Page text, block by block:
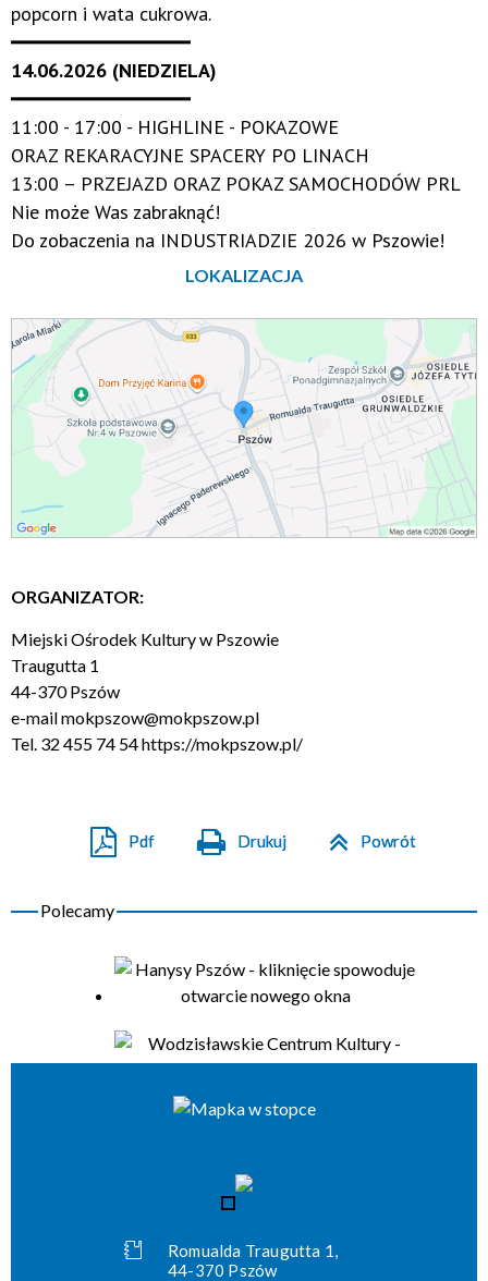
popcorn i wata cukrowa.
━━━━━━━━━━━━━━━
14.06.2026 (NIEDZIELA)
━━━━━━━━━━━━━━━
11:00 - 17:00 - HIGHLINE - POKAZOWE
ORAZ REKARACYJNE SPACERY PO LINACH
13:00 – PRZEJAZD ORAZ POKAZ SAMOCHODÓW PRL
Nie może Was zabraknąć!
Do zobaczenia na INDUSTRIADZIE 2026 w Pszowie!
LOKALIZACJA
ORGANIZATOR:
Miejski Ośrodek Kultury w Pszowie
Traugutta 1
44-370 Pszów
e-mailmokpszow@mokpszow.pl
Tel. 32 455 74 54https://mokpszow.pl/
Pdf Drukuj Powrót
Romualda Traugutta 1,
44-370 Pszów